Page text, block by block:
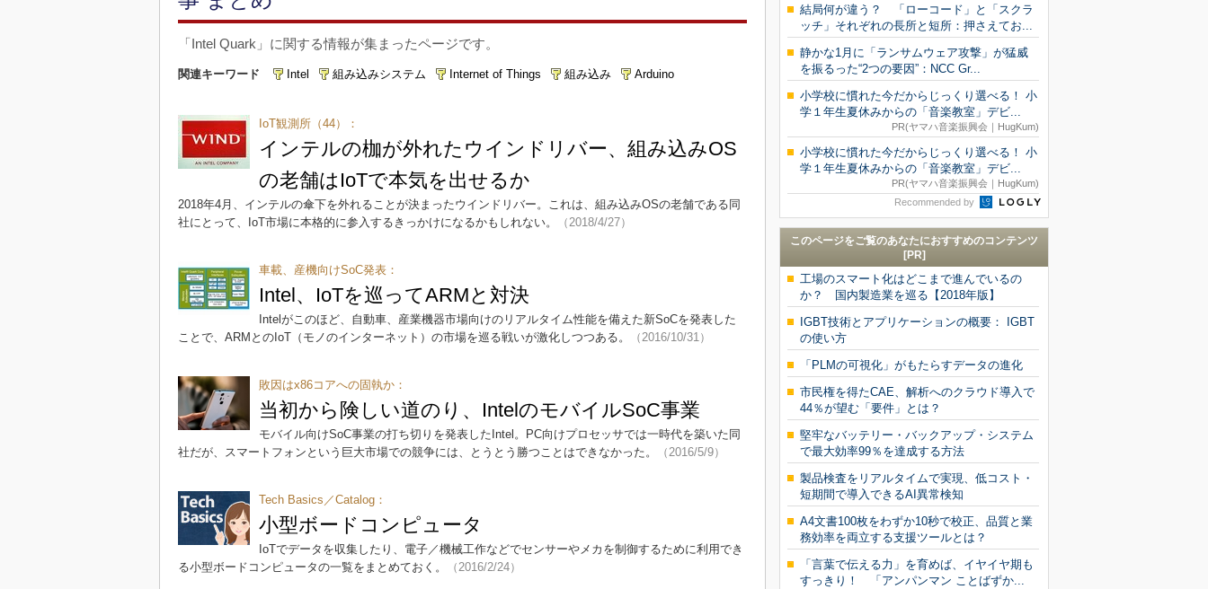
「Intel Quark」に関する情報が集まったページです。
関連キーワード Intel 組み込みシステム Internet of Things 組み込み Arduino
IoT観測所（44）：
インテルの枷が外れたウインドリバー、組み込みOS
の老舗はIoTで本気を出せるか
2018年4月、インテルの傘下を外れることが決まったウインドリバー。これは、組み込みOSの老舗である同
社にとって、IoT市場に本格的に参入するきっかけになるかもしれない。
（2018/4/27）
車載、産機向けSoC発表：
Intel、IoTを巡ってARMと対決
Intelがこのほど、自動車、産業機器市場向けのリアルタイム性能を備えた新SoCを発表した
ことで、ARMとのIoT（モノのインターネット）の市場を巡る戦いが激化しつつある。
（2016/10/31）
敗因はx86コアへの固執か：
当初から険しい道のり、IntelのモバイルSoC事業
モバイル向けSoC事業の打ち切りを発表したIntel。PC向けプロセッサでは一時代を築いた同
社だが、スマートフォンという巨大市場での競争には、とうとう勝つことはできなかった。
（2016/5/9）
Tech Basics／Catalog：
小型ボードコンピュータ
IoTでデータを収集したり、電子／機械工作などでセンサーやメカを制御するために利用でき
る小型ボードコンピュータの一覧をまとめておく。
（2016/2/24）
結局何が違う？ 「ローコード」と「スクラ
ッチ」それぞれの長所と短所：押さえてお...
静かな1月に「ランサムウェア攻撃」が猛威
を振るった“2つの要因”：NCC Gr...
小学校に慣れた今だからじっくり選べる！ 小
学１年生夏休みからの「音楽教室」デビ...
PR(ヤマハ音楽振興会｜HugKum)
小学校に慣れた今だからじっくり選べる！ 小
学１年生夏休みからの「音楽教室」デビ...
PR(ヤマハ音楽振興会｜HugKum)
Recommended by
このページをご覧のあなたにおすすめのコンテンツ
[PR]
工場のスマート化はどこまで進んでいるの
か？ 国内製造業を巡る【2018年版】
IGBT技術とアプリケーションの概要： IGBT
の使い方
「PLMの可視化」がもたらすデータの進化
市民権を得たCAE、解析へのクラウド導入で
44％が望む「要件」とは？
堅牢なバッテリー・バックアップ・システム
で最大効率99％を達成する方法
製品検査をリアルタイムで実現、低コスト・
短期間で導入できるAI異常検知
A4文書100枚をわずか10秒で校正、品質と業
務効率を両立する支援ツールとは？
「言葉で伝える力」を育めば、イヤイヤ期も
すっきり！ 「アンパンマン ことばずか...